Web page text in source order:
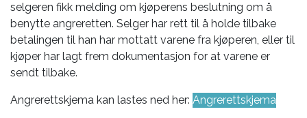
selgeren fikk melding om kjøperens beslutning om å
benytte angreretten. Selger har rett til å holde tilbake
betalingen til han har mottatt varene fra kjøperen, eller til
kjøper har lagt frem dokumentasjon for at varene er
sendt tilbake.
Angrerettskjema kan lastes ned her: Angrerettskjema